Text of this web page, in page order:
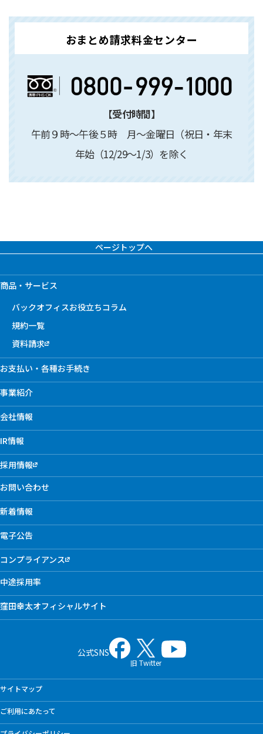
おまとめ請求料金センター
【受付時間】
午前９時～午後５時 月～金曜日（祝日・年末
年始（12/29～1/3）を除く
ページトップへ
商品・サービス
バックオフィスお役立ちコラム
規約一覧
資料請求
お支払い・各種お手続き
事業紹介
会社情報
IR情報
採用情報
お問い合わせ
新着情報
電子公告
コンプライアンス
中途採用率
窪田幸太オフィシャルサイト
公式SNS
旧 Twitter
サイトマップ
ご利用にあたって